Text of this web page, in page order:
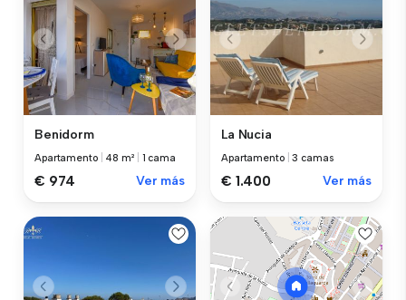
Benidorm
Apartamento 48 m² 1 cama
€ 974 Ver más
La Nucia
Apartamento |3 camas
€ 1.400 Ver más